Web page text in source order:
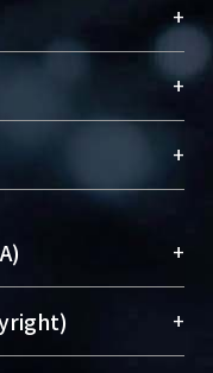
+
久珍藏及向國際
量，圖書館整合
）不同功能平
。期能整合研
產出、推廣研究
researcher
integrates the
with “Academic
+
(Social
+
+
訊取用性的社會運
究著作公開供使
+